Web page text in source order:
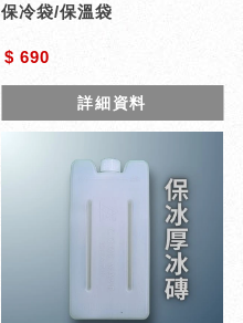
保冷袋/保溫袋
$ 690
詳細資料